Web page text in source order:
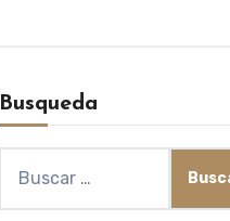
Busqueda